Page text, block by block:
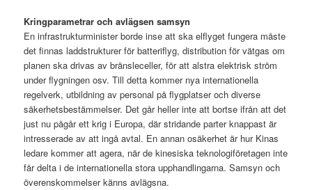
Kringparametrar och avlägsen samsyn
En infrastrukturminister borde inse att ska elflyget fungera måste
det finnas laddstrukturer för batteriflyg, distribution för vätgas om
planen ska drivas av bränsleceller, för att alstra elektrisk ström
under flygningen osv. Till detta kommer nya internationella
regelverk, utbildning av personal på flygplatser och diverse
säkerhetsbestämmelser. Det går heller inte att bortse ifrån att det
just nu pågår ett krig i Europa, där stridande parter knappast är
intresserade av att ingå avtal. En annan osäkerhet är hur Kinas
ledare kommer att agera, när de kinesiska teknologiföretagen inte
får delta i de internationella stora upphandlingarna. Samsyn och
överenskommelser känns avlägsna.